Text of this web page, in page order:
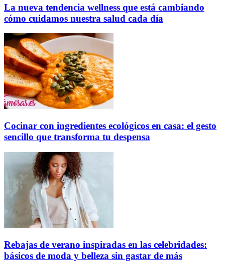
La nueva tendencia wellness que está cambiando
cómo cuidamos nuestra salud cada día
Cocinar con ingredientes ecológicos en casa: el gesto
sencillo que transforma tu despensa
Rebajas de verano inspiradas en las celebridades:
básicos de moda y belleza sin gastar de más